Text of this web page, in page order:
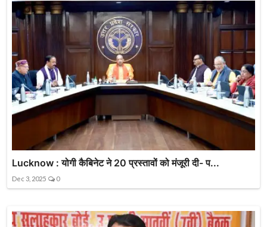
Lucknow : योगी कैबिनेट ने 20 प्रस्तावों को मंजूरी दी- प...
Dec 3, 2025 0